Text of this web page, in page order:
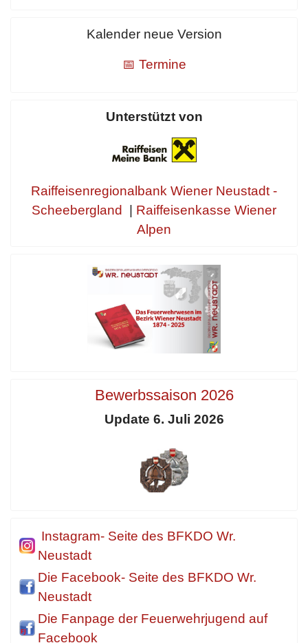
Kalender neue Version
📅 Termine
Unterstützt von
Raiffeisenregionalbank Wiener Neustadt -
Scheebergland | Raiffeisenkasse Wiener
Alpen
Bewerbssaison 2026
Update 6. Juli 2026
Instagram- Seite des BFKDO Wr.
Neustadt
Die Facebook- Seite des BFKDO Wr.
Neustadt
Die Fanpage der Feuerwehrjugend auf
Facebook